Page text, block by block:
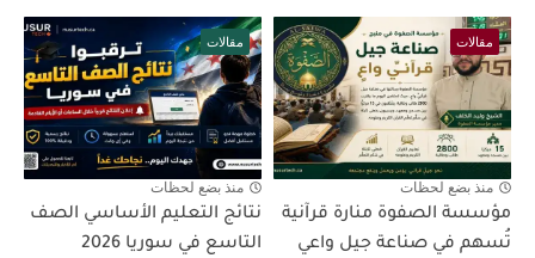
مقالات
منذ بضع لحظات
مؤسسة الصفوة منارة قرآنية
تُسهم في صناعة جيل واعي
مقالات
منذ بضع لحظات
نتائج التعليم الأساسي الصف
التاسع في سوريا 2026